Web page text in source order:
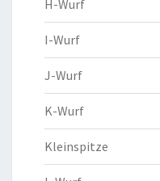
H-Wurf
I-Wurf
J-Wurf
K-Wurf
Kleinspitze